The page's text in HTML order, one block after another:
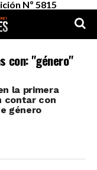
Nº 5815
con: "género"
la primera
contar con
género